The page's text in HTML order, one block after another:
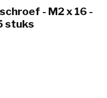
- M2 x 16 -
stuks